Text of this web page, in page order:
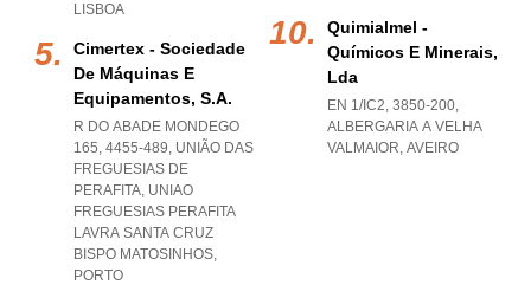
LISBOA
Cimertex - Sociedade
De Máquinas E
Equipamentos, S.a.
R DO ABADE MONDEGO
165, 4455-489, UNIÃO DAS
FREGUESIAS DE
PERAFITA, UNIAO
FREGUESIAS PERAFITA
LAVRA SANTA CRUZ
BISPO MATOSINHOS,
PORTO
Quimialmel -
Químicos E Minerais,
Lda
EN 1/IC2, 3850-200,
ALBERGARIA A VELHA
VALMAIOR, AVEIRO